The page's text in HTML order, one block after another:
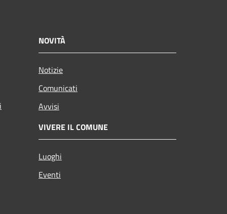
NOVITÀ
Notizie
Comunicati
Avvisi
VIVERE IL COMUNE
Luoghi
Eventi